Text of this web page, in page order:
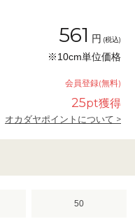
561 円 (税込)
※10cm単位価格
会員登録(無料)
25pt獲得
オカダヤポイントについて >
50